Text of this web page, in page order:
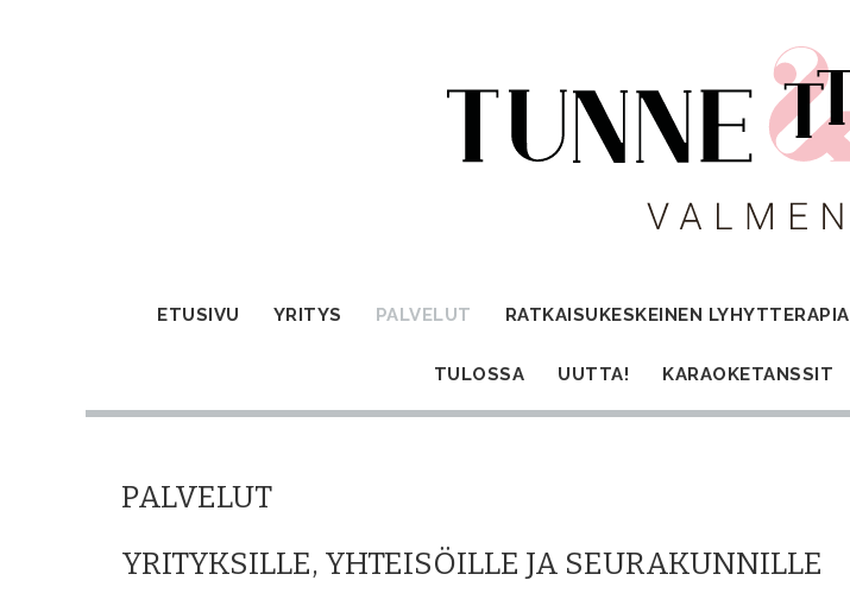
ETUSIVU YRITYS PALVELUT RATKAISUKESKEINEN LYHYTTERAPIA
TULOSSA UUTTA! KARAOKETANSSIT
PALVELUT
YRITYKSILLE, YHTEISÖILLE JA SEURAKUNNILLE